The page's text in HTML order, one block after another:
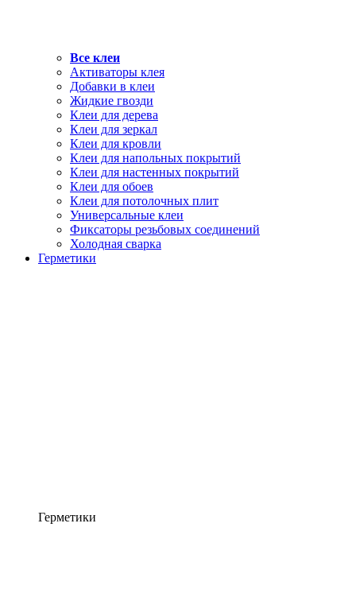
Все клеи
Активаторы клея
Добавки в клеи
Жидкие гвозди
Клеи для дерева
Клеи для зеркал
Клеи для кровли
Клеи для напольных покрытий
Клеи для настенных покрытий
Клеи для обоев
Клеи для потолочных плит
Универсальные клеи
Фиксаторы резьбовых соединений
Холодная сварка
Герметики
Герметики